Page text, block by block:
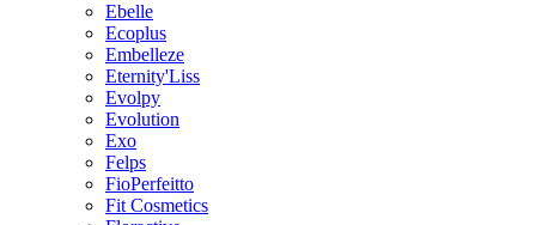
Ebelle
Ecoplus
Embelleze
Eternity'Liss
Evolpy
Evolution
Exo
Felps
FioPerfeitto
Fit Cosmetics